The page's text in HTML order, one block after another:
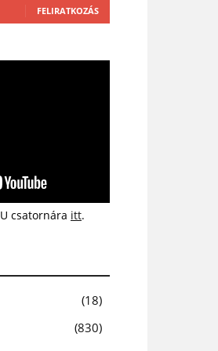
FELIRATKOZÁS
csatornára itt.
18
830